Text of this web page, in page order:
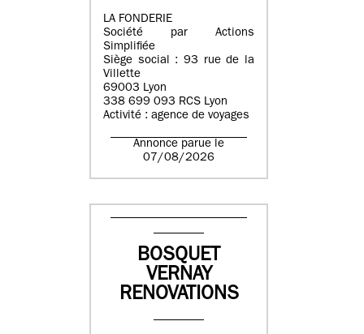
LA FONDERIE
Société par Actions
Simplifiée
Siège social : 93 rue de la
Villette
69003 Lyon
338 699 093 RCS Lyon
Activité : agence de voyages
Annonce parue le
07/08/2026
BOSQUET
VERNAY
RENOVATIONS